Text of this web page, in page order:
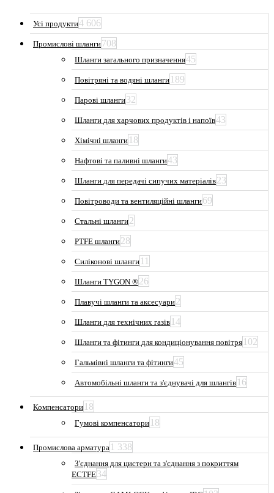
сторінці
товару
Усі продукти4 606
Промислові шланги708
Шланги загального призначення45
Повітряні та водяні шланги 189
Парові шланги32
Шланги для харчових продуктів і напоїв43
Хімічні шланги 18
Нафтові та паливні шланги43
Шланги для передачі сипучих матеріалів23
Повітроводи та вентиляційні шланги69
Стальні шланги2
PTFE шланги28
Силіконові шланги 11
Шланги TYGON ®26
Плавучі шланги та аксесуари2
Шланги для технічних газів 14
Шланги та фітинги для кондиціонування повітря 102
Гальмівні шланги та фітинги45
Автомобільні шланги та з'єднувачі для шлангів 16
Компенсатори 18
Гумові компенсатори 18
Промислова арматура 1 338
З'єднання для цистерн та з'єднання з покриттям
ECTFE34